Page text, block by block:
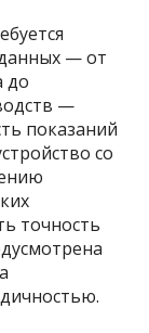
— от
до
—
показаний
со
точность